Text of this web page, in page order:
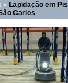
» Lapidação em
Carlos